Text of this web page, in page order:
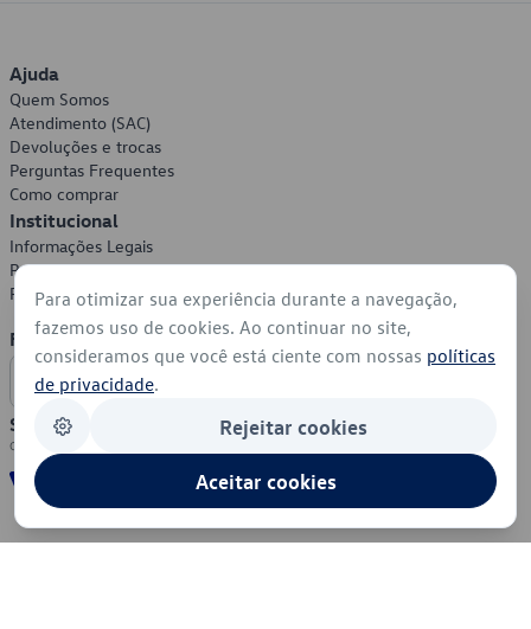
Ajuda
Quem Somos
Atendimento (SAC)
Devoluções e trocas
Perguntas Frequentes
Como comprar
Institucional
Informações Legais
Política de Privacidade
Política de Cookies
Formas de Pagamento
Segurança
Para otimizar sua experiência durante a navegação,
fazemos uso de cookies. Ao continuar no site,
consideramos que você está ciente com nossas políticas
de privacidade.
Rejeitar cookies
Aceitar cookies